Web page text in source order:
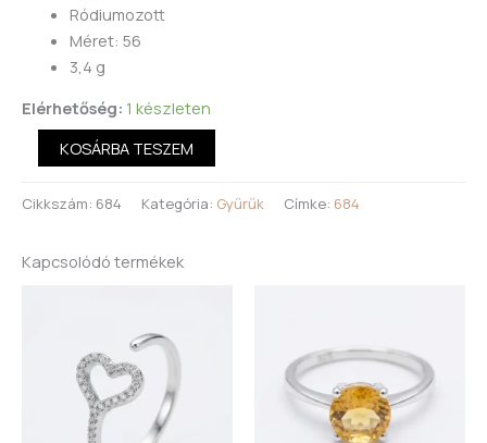
Ródiumozott
Méret: 56
3,4 g
Elérhetőség: 1 készleten
KOSÁRBA TESZEM
Cikkszám: 684 Kategória: Gyűrűk Címke: 684
Kapcsolódó termékek